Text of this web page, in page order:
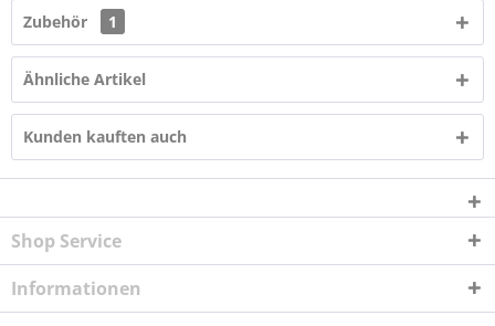
Zubehör 1
Ähnliche Artikel
Kunden kauften auch
Shop Service
Informationen